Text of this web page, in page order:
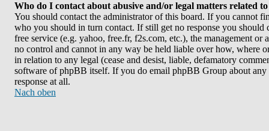
Who do I contact about abusive and/or legal matters related
You should contact the administrator of this board. If you cannot
who you should in turn contact. If still get no response you
free service (e.g. yahoo, free.fr, f2s.com, etc.), the management
no control and cannot in any way be held liable over how, where
in relation to any legal (cease and desist, liable, defamatory
software of phpBB itself. If you do email phpBB Group about any
response at all.
Nach oben